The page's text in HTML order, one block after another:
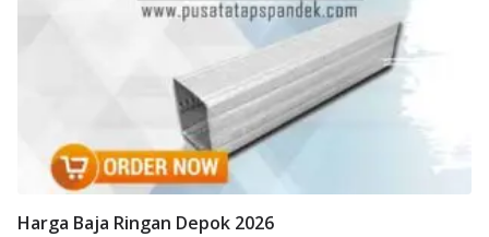
Harga Baja Ringan Depok 2026